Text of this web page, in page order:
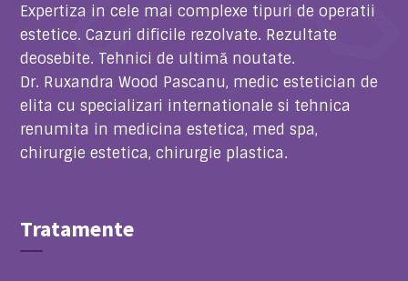
Expertiza in cele mai complexe tipuri de operatii
estetice. Cazuri dificile rezolvate. Rezultate
deosebite. Tehnici de ultimă noutate.
Dr. Ruxandra Wood Pascanu, medic estetician de
elita cu specializari internationale si tehnica
renumita in medicina estetica, med spa,
chirurgie estetica, chirurgie plastica.
Tratamente